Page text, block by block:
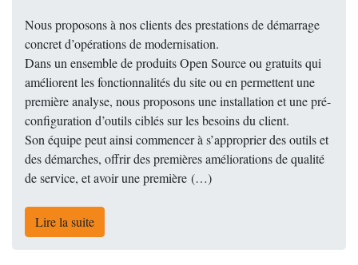
Nous proposons à nos clients des prestations de démarrage
concret d’opérations de modernisation.
Dans un ensemble de produits Open Source ou gratuits qui
améliorent les fonctionnalités du site ou en permettent une
première analyse, nous proposons une installation et une pré-
configuration d’outils ciblés sur les besoins du client.
Son équipe peut ainsi commencer à s’approprier des outils et
des démarches, offrir des premières améliorations de qualité
de service, et avoir une première (…)
Lire la suite